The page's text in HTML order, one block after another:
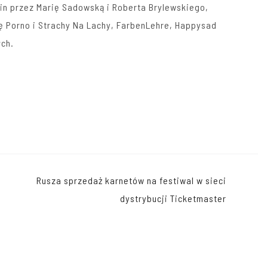
przez Marię Sadowską i Roberta Brylewskiego,
i Strachy Na Lachy, FarbenLehre, Happysad
Rusza sprzedaż karnetów na festiwal w sieci
dystrybucji Ticketmaster